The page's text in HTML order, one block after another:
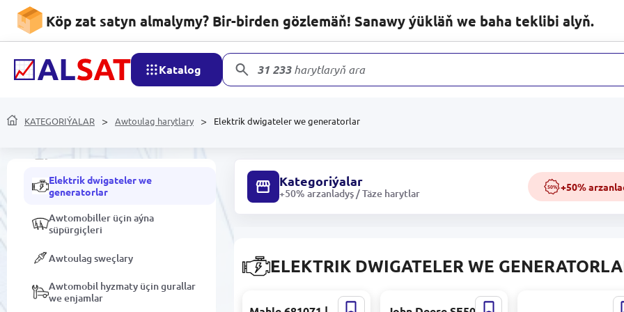
Köp zat satyn almalymy? Bir-birden gözlemäň! Sanawy ýükläň we baha teklibi alyň.
Katalog 31 233harytlaryň arasynda
KATEGORIÝALAR Awtoulag harytlary Elektrik dwigateler we generatorlar
Suwy arassalamak
Mekdep harytlary we
kanselýariýa
Awtoulag harytlary
Awtoulag ýuwulýar
Elektrik dwigateler we
generatorlar
Awtomobiller üçin aýna
süpürgiçleri
Awtoulag sweçlary
Awtomobil hyzmaty üçin gurallar
we enjamlar
Kategoriýalar
+50% arzanladyş / Täze harytlar
50% +50%
ELEKTRIK DWIGATELER WE